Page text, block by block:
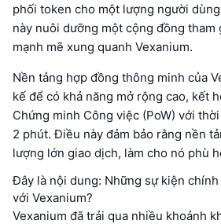
phối token cho một lượng người
này nuôi dưỡng một cộng đồng tham
mạnh mẽ xung quanh Vexanium.
Nền tảng hợp đồng thông minh của
kế để có khả năng mở rộng cao, kết
Chứng minh Công việc (PoW) với
2 phút. Điều này đảm bảo rằng nền
lượng lớn giao dịch, làm cho nó phù
Đây là nội dung: Những sự kiện
với Vexanium?
Vexanium đã trải qua nhiều khoảnh